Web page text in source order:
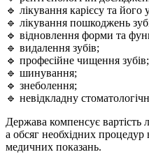
🔹 лікування карієсу та його
🔹 лікування пошкоджень
🔹 відновлення форми та
🔹 видалення зубів;
🔹 професійне чищення зубів;
🔹 шинування;
🔹 знеболення;
🔹 невідкладну
Держава компенсує вартість
а обсяг необхідних процедур
медичних показань.